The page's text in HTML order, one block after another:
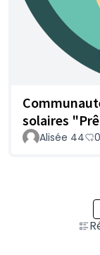
solaires
Alisée 44 0